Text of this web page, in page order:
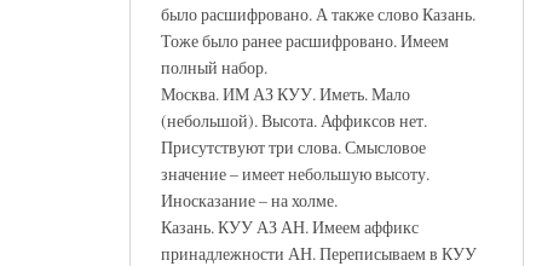
было расшифровано. А также слово Казань.
Тоже было ранее расшифровано. Имеем
полный набор.
Москва. ИМ АЗ КУУ. Иметь. Мало
(небольшой). Высота. Аффиксов нет.
Присутствуют три слова. Смысловое
значение – имеет небольшую высоту.
Иносказание – на холме.
Казань. КУУ АЗ АН. Имеем аффикс
принадлежности АН. Переписываем в КУУ